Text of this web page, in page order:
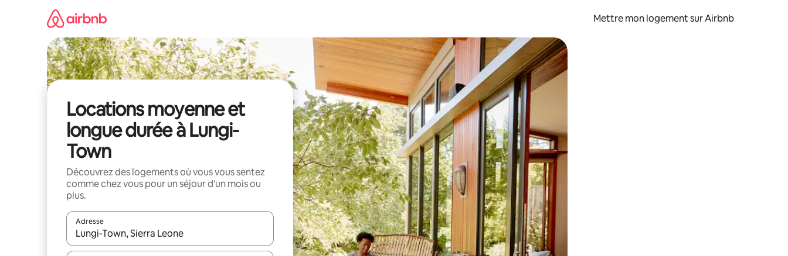
Mettre mon logement sur Airbnb
Locations moyenne et
longue durée à Lungi-
Town
Découvrez des logements où vous vous sentez
comme chez vous pour un séjour d'un mois ou
plus.
Adresse
Lorsque les résultats s'affichent, utilisez les flèches vers le haut et vers le bas pour les parcourir ou en appuyant et en faisant glisser.